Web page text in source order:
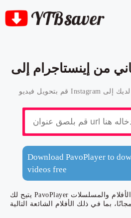
Download PavoPlayer to
videos free
يتيح لك PavoPlayer أيضًا مشاهدة عدد كبير من الأفلام والمسلسلات